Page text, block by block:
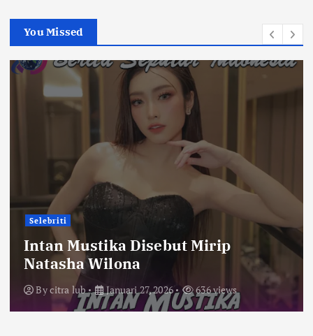
p
o
s
You Missed
Mirip
636 views
Alas Roban
Penonton di
Bycitra lub Januari 23,